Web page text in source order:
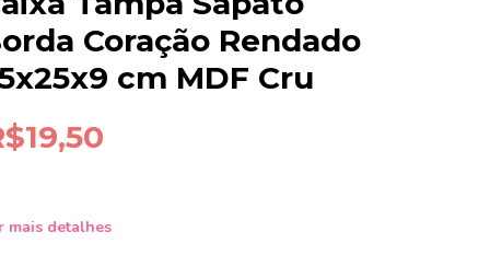
Coração Rendado
cm MDF Cru
mais detalhes